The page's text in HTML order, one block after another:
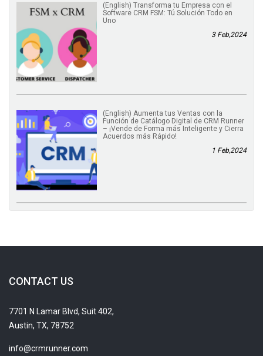
(English) Transforma tu Empresa con el
Software CRM FSM: Tú Solución Todo en
Uno
3 Feb,2024
(English) Aumenta tus Ventas con la
Función de Catálogo Digital de CRM Runner
– ¡Vende de Forma más Inteligente y Cierra
Acuerdos más Rápido!
1 Feb,2024
CONTACT US
7701 N Lamar Blvd, Suit 402,
Austin, TX, 78752
info@crmrunner.com